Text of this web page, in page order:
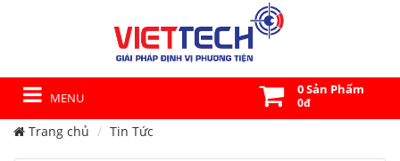
MENU
0 Sản Phẩm
0đ
Trang chủ Tin Tức